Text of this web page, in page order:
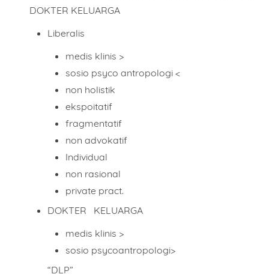
DOKTER KELUARGA
Liberalis
medis klinis >
sosio psyco antropologi <
non holistik
ekspoitatif
fragmentatif
non advokatif
Individual
non rasional
private pract.
DOKTER KELUARGA
medis klinis >
sosio psycoantropologi>
“DLP”